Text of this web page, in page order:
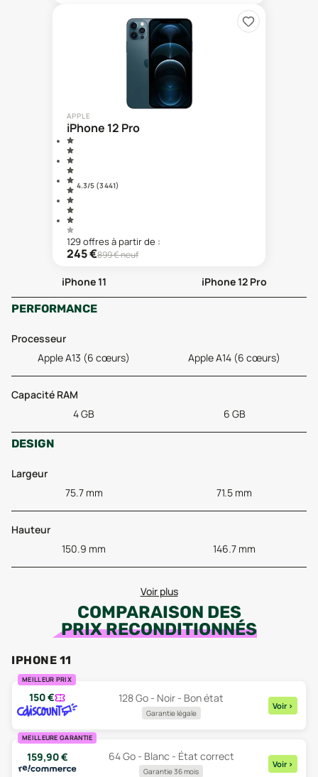
APPLE
iPhone 12 Pro
4.3/5 (3 441)
129offresà partir de :
245€899€ neuf
iPhone 11
iPhone 12 Pro
PERFORMANCE
Processeur
Apple A13 (6 cœurs)
Apple A14 (6 cœurs)
Capacité RAM
4 GB
6 GB
DESIGN
Largeur
75.7 mm
71.5 mm
Hauteur
150.9 mm
146.7 mm
Voir plus
COMPARAISON DES
PRIX RECONDITIONNÉS
IPHONE 11
MEILLEUR PRIX
150€ 128 Go - Noir - Bon état
Garantie légale
Voir >
MEILLEURE GARANTIE
159,90€ 64 Go - Blanc - État correct
Garantie 36 mois
Voir >